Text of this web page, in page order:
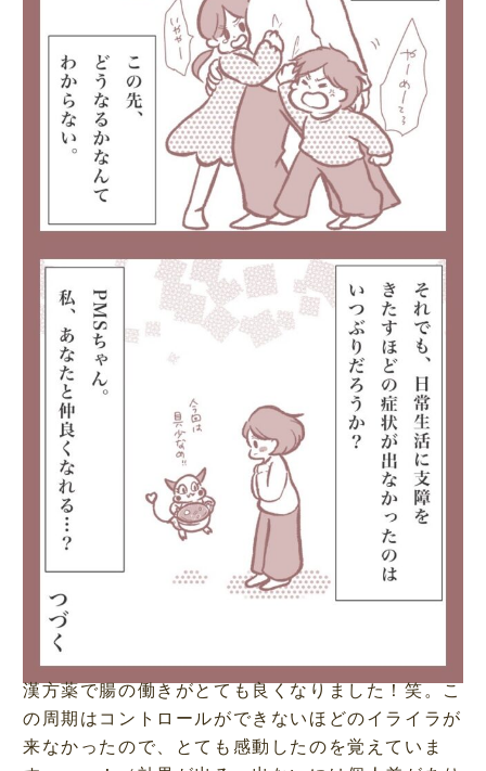
漢方薬で腸の働きがとても良くなりました！笑。こ
の周期はコントロールができないほどのイライラが
来なかったので、とても感動したのを覚えていま